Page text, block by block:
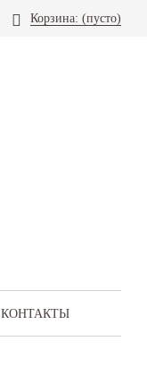
Корзина: (пусто)
КОНТАКТЫ